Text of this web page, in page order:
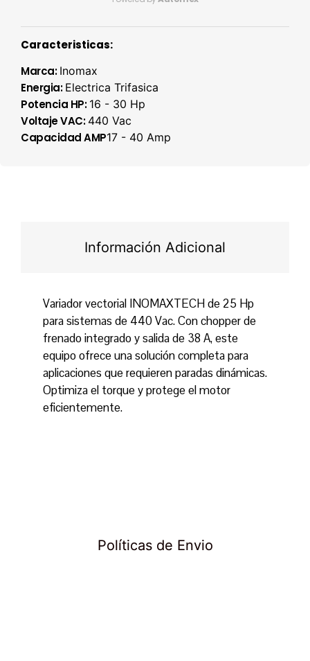
Caracteristicas:
Marca: Inomax
Energia: Electrica Trifasica
Potencia HP: 16 - 30 Hp
Voltaje VAC: 440 Vac
Capacidad AMP17 - 40 Amp
Información Adicional
Políticas de Envio
Variador vectorial INOMAXTECH de 25 Hp
para sistemas de 440 Vac. Con chopper de
frenado integrado y salida de 38 A, este
equipo ofrece una solución completa para
aplicaciones que requieren paradas dinámicas.
Optimiza el torque y protege el motor
eficientemente.